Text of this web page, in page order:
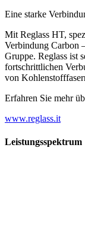
Eine starke
Mit Reglass HT,
Verbindung Carbon
Gruppe. Reglass ist
fortschrittlichen
von
Erfahren Sie mehr
www.reglass.it
Leistungsspektrum